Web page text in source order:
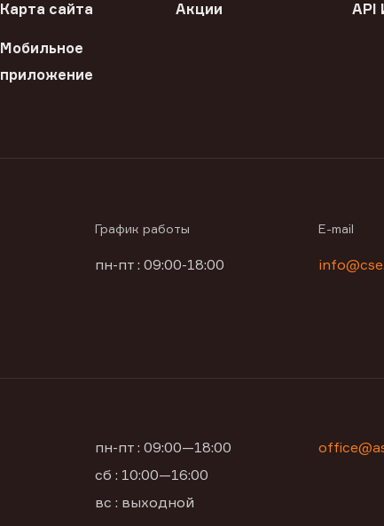
Карта сайта Акции API
Мобильное
приложение
График работы
пн-пт : 09:00-18:00
E-mail
пн-пт : 09:00—18:00
сб : 10:00—16:00
вс : выходной